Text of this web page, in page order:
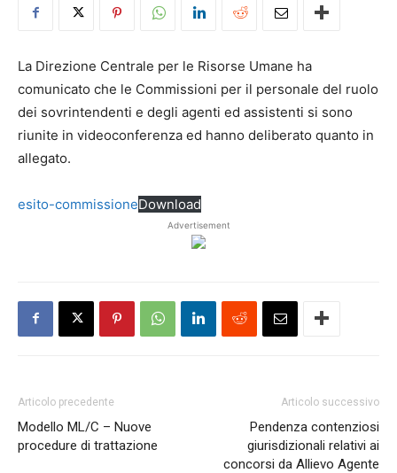
La Direzione Centrale per le Risorse Umane ha
comunicato che le Commissioni per il personale del ruolo
dei sovrintendenti e degli agenti ed assistenti si sono
riunite in videoconferenza ed hanno deliberato quanto in
allegato.
esito-commissioneDownload
Advertisement
Articolo precedente
Modello ML/C – Nuove
procedure di trattazione
Articolo successivo
Pendenza contenziosi
giurisdizionali relativi ai
concorsi da Allievo Agente